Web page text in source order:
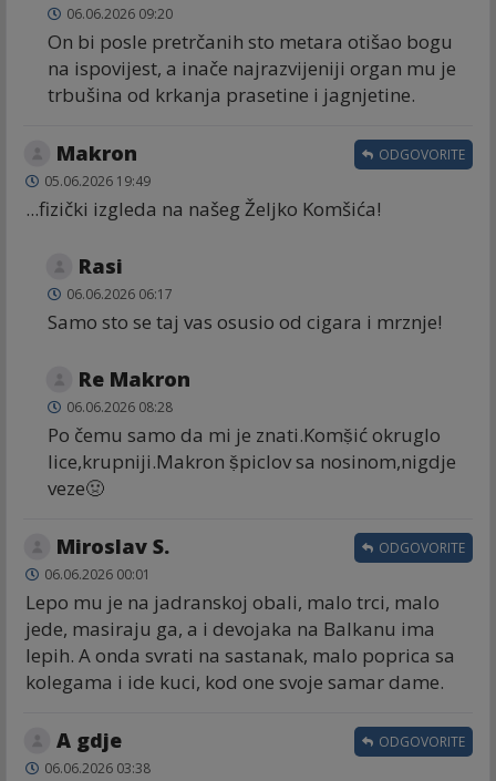
06.06.2026 09:20
On bi posle pretrčanih sto metara otišao bogu
na ispovijest, a inače najrazvijeniji organ mu je
trbušina od krkanja prasetine i jagnjetine.
Makron
05.06.2026 19:49
...fizički izgleda na našeg Željko Komšića!
ODGOVORITE
Rasi
06.06.2026 06:17
Samo sto se taj vas osusio od cigara i mrznje!
Re Makron
06.06.2026 08:28
Po čemu samo da mi je znati.Komṣ̌ić okruglo
lice,krupniji.Makron ṣ̌piclov sa nosinom,nigdje
veze🤢
Miroslav S.
06.06.2026 00:01
Lepo mu je na jadranskoj obali, malo trci, malo
jede, masiraju ga, a i devojaka na Balkanu ima
lepih. A onda svrati na sastanak, malo poprica sa
kolegama i ide kuci, kod one svoje samar dame.
ODGOVORITE
A gdje
06.06.2026 03:38
ODGOVORITE